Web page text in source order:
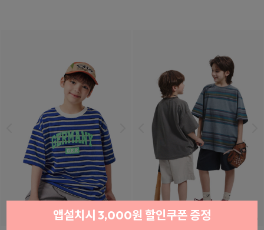
앱설치시 3,000원 할인쿠폰 증정